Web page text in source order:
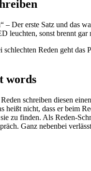
– Der erste Satz und das
leuchten, sonst brennt
Reden geht
words
schreiben diesen
heißt nicht, dass er beim
zu finden. Als Reden-
Ganz nebenbei